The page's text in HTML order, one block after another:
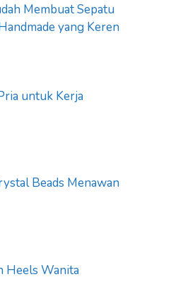
Membuat Sepatu
yang Keren
untuk Kerja
Beads Menawan
Heels Wanita